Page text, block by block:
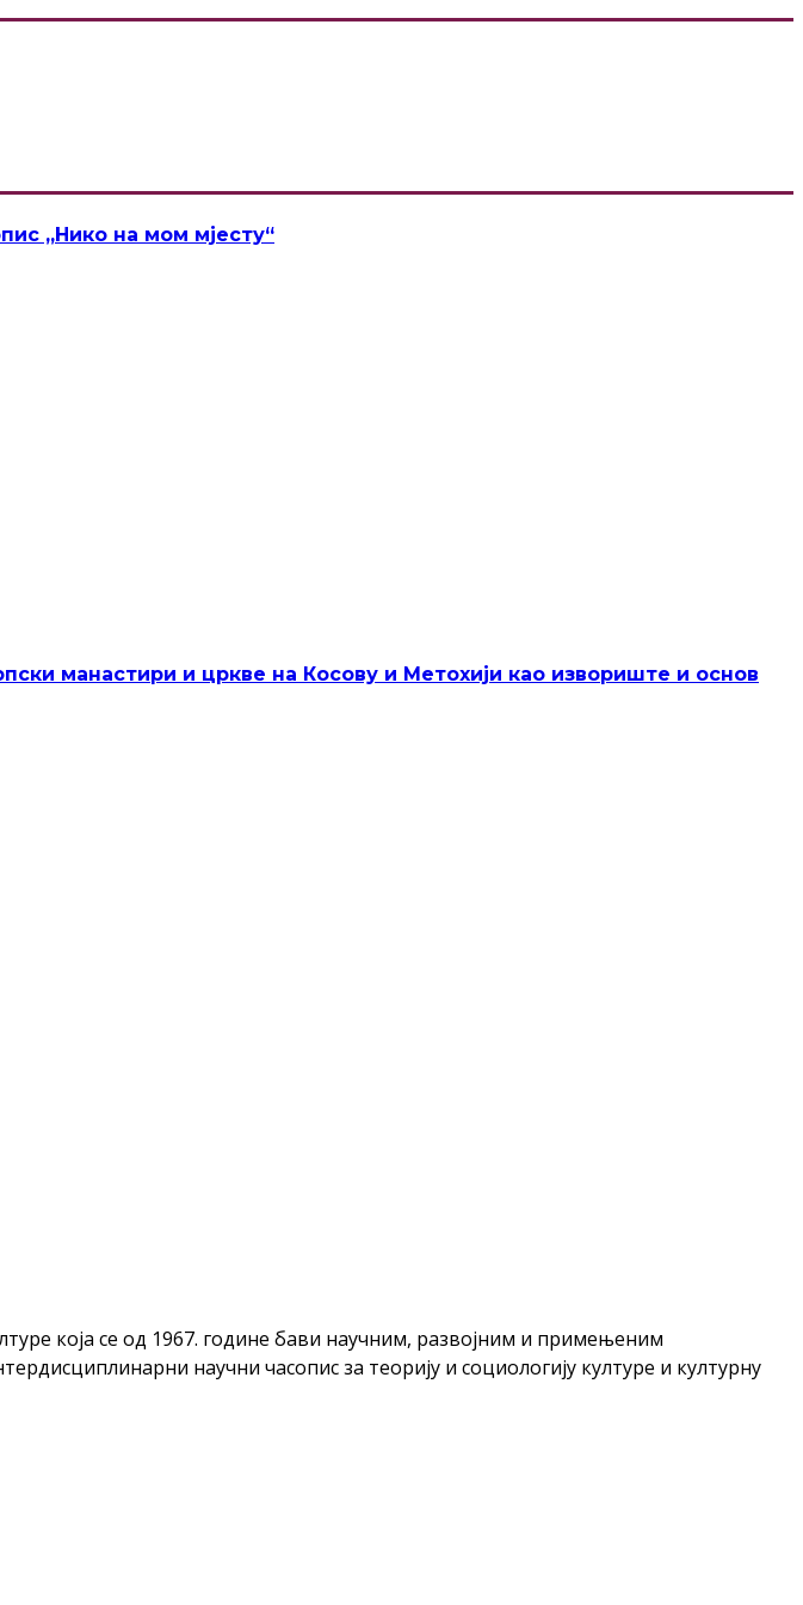
„Нико на мом мјесту“
манастири и цркве на Косову и Метохији као извориште и основ
која се од 1967. године бави научним, развојним и примењеним
научни часопис за теорију и социологију културе и културну